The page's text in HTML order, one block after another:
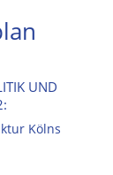
UND
Kölns